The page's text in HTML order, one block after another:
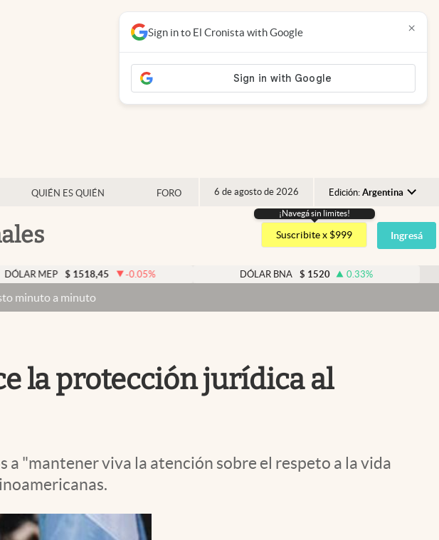
QUIÉN ES QUIÉN FORO 6 de agosto de 2026 Edición: Argentina
Argentina
España
USA
¡Navegá sin limites!
Suscribite x $999 Ingresá
$ 1518,45 -0.05% DÓLAR BNA $ 1520 0.33%
Sign in to El Cronista with Google ×
la protección jurídica al
"mantener viva la atención sobre el respeto a la vida